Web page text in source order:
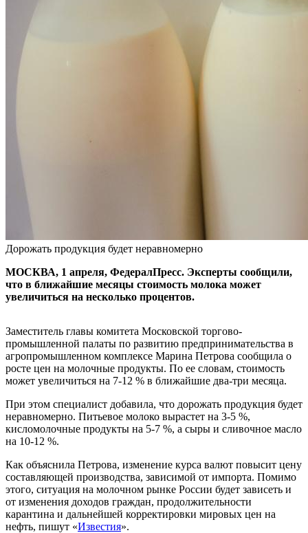
Дорожать продукция будет неравномерно
МОСКВА, 1 апреля, ФедералПресс. Эксперты сообщили,
что в ближайшие месяцы стоимость молока может
увеличиться на несколько процентов.
Заместитель главы комитета Московской торгово-
промышленной палаты по развитию предпринимательства в
агропромышленном комплексе Марина Петрова сообщила о
росте цен на молочные продукты. По ее словам, стоимость
может увеличиться на 7-12 % в ближайшие два-три месяца.
При этом специалист добавила, что дорожать продукция будет
неравномерно. Питьевое молоко вырастет на 3-5 %,
кисломолочные продукты на 5-7 %, а сыры и сливочное масло
на 10-12 %.
Как объяснила Петрова, изменение курса валют повысит цену
составляющей производства, зависимой от импорта. Помимо
этого, ситуация на молочном рынке России будет зависеть и
от изменения доходов граждан, продолжительности
карантина и дальнейшей корректировки мировых цен на
нефть, пишут «Известия».